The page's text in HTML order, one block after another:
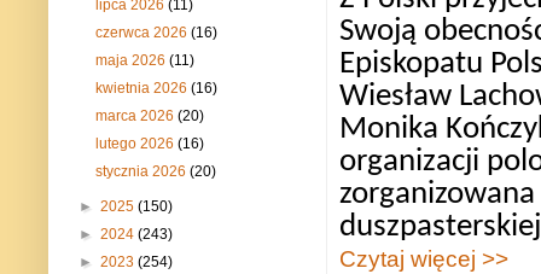
Swoją
Episkopatu
Wiesław
Monika
organizacji
zorganizowana
Czytaj więcej >>
lipca 2026(11)
czerwca 2026(16)
maja 2026(11)
kwietnia 2026(16)
marca 2026(20)
lutego 2026(16)
stycznia 2026(20)
► 2025 (150)
► 2024 (243)
► 2023 (254)